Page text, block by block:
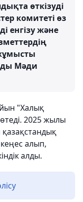
өткізуді
комитеті өз
енгізу және
Мәди
"Халық
2025 жылы
алып,
алды.